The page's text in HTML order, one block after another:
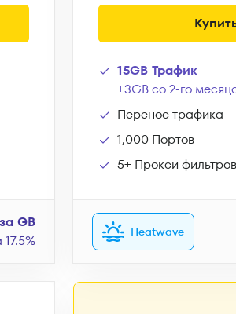
GB
15GB Трафик
+3GB со 2-го
Перенос трафика
1,000 Портов
5+ Прокси фильтров
Heatwave